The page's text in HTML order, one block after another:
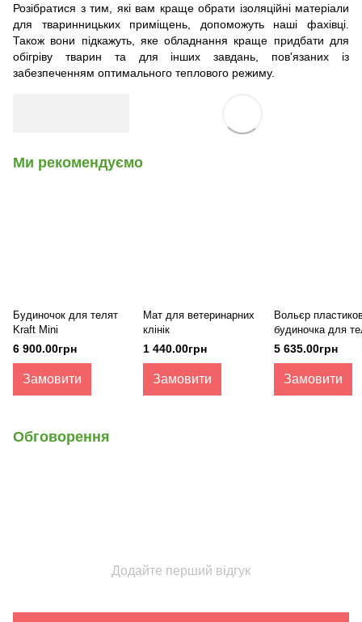
Розібратися з тим, які вам краще обрати ізоляційні матеріали
для тваринницьких приміщень, допоможуть наші фахівці.
Також вони підкажуть, яке обладнання краще придбати для
обігріву тварин та для інших завдань, пов'язаних із
забезпеченням оптимального теплового режиму.
Ми рекомендуємо
Будиночок для телят
Kraft Mini
6 900.00грн
Замовити
Мат для ветеринарних
клінік
1 440.00грн
Замовити
Вольєр
будиночка для
Kraft Mini
5 635.00грн
Замовити
Обговорення
Додайте перший відгук